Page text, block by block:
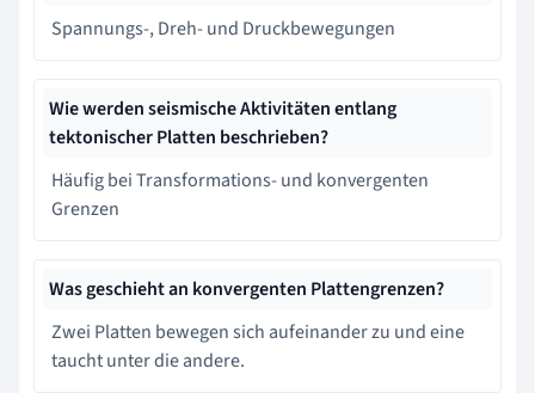
Spannungs-, Dreh- und Druckbewegungen
Wie werden seismische Aktivitäten entlang
tektonischer Platten beschrieben?
Häufig bei Transformations- und konvergenten
Grenzen
Was geschieht an konvergenten Plattengrenzen?
Zwei Platten bewegen sich aufeinander zu und eine
taucht unter die andere.